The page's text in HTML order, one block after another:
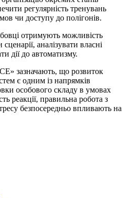
регулярність тренувань
чи доступу до полігонів.
отримують можливість
аналізувати власні
дії до автоматизму.
зазначають, що розвиток
є одним із напрямків
особового складу в умовах
реакції, правильна робота з
безпосередньо впливають на